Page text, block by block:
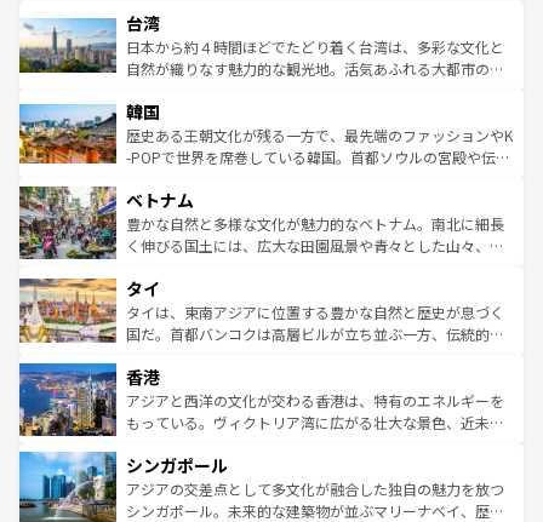
情報は
人々、おいしいローカルフードやハワイアンミュージッ
ク、伝統的なフラダンスなど、すべてがハワイの魅力を彩
っている。訪れるたびに新しい発見と感動が待っているハ
はコンテンツ一覧
リアリーフや大陸中央部にそびえるウルル（エアーズロッ
ク）、タスマニアの美しい原生林やケアンズの熱帯雨林な
ど、見どころがたくさん。また、カフェやワイン、オージ
いる。アクティビティも充実しており、サーフィンやダイ
ビング、ハイキングなど、アウトドア好きにはたまらな
い。オーストラリアの多彩な魅力を存分に味わいつくそ
参照してほしい。
台湾
日本から約４時間ほどでたどり着く台湾は、多彩な文化と
自然が織りなす魅力的な観光地。活気あふれる大都市の台
ン）、静ひつな山岳地帯である台湾東部など、都市の喧騒
と山間の静けさが共存しており、訪れる人に新しい発見と
驚きをもたらしてくれる。また、奥深い台湾の食文化も魅
容にもいいと評判のスイーツなど、バラエティ豊かな料理
が味わえる。 なお、新着の台湾情報は コンテンツ一覧を参
照してほしい。
韓国
歴史ある王朝文化が残る一方で、最先端のファッションやK
-POPで世界を席巻している韓国。首都ソウルの宮殿や伝統
き、地方に足を延ばせば四季折々の自然美を楽しむことが
できる。そして、キムチや焼肉、絶品のストリートフード
まで、さまざまな韓国料理が待っている。夜には、韓国な
リティに包まれながら、韓国の多彩な魅力を心ゆくまで味
わってみてほしい。 なお、新着の韓国情報はコンテンツ一
覧を参照してほしい。
ベトナム
豊かな自然と多様な文化が魅力的なベトナム。南北に細長
く伸びる国土には、広大な田園風景や青々とした山々、世
急速な発展と共に伝統が息づく。ハノイの古い町並みやホ
ーチミン市のフランス統治時代の建物も、独特の雰囲気を
醸し出している。また、バラエティの豊かさとおいしさで
とつ。フォーやバインミー、ベトナムコーヒーなどは、ぜ
ひ現地で味わいたい。どの地域を訪れてもあたたかい人々
が旅行者を迎えてくれるので、きっと忘れられない旅にな
参照してほしい。
タイ
タイは、東南アジアに位置する豊かな自然と歴史が息づく
国だ。首都バンコクは高層ビルが立ち並ぶ一方、伝統的な
の活気が交差している。北部ではチェンマイなどの山岳地
帯で自然と触れ合い、南部ではプーケットやクラビの美し
いビーチでリゾート気分を楽しむことができる。タイ料理
激する。気候は一年中温暖で、どの季節にも異なる楽しみ
が待っている。親しみやすいタイの人々、仏教を中心とし
た文化、そして多様な観光資源が、訪れる旅人を魅了し続
香港
アジアと西洋の文化が交わる香港は、特有のエネルギーを
もっている。ヴィクトリア湾に広がる壮大な景色、近未来
み、どこを訪れても感動するはず。観光スポットが密集し
ており、効率よく見どころを回れるのも魅力。息をのむよ
うな絶景から文化的な体験まで、香港を存分に楽しみ尽く
シンガポール
アジアの交差点として多文化が融合した独自の魅力を放つ
シンガポール。未来的な建築物が並ぶマリーナベイ、歴史